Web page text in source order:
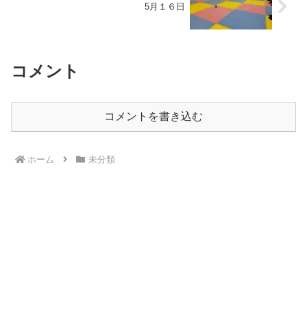
5月１６日
コメント
コメントを書き込む
ホーム 未分類